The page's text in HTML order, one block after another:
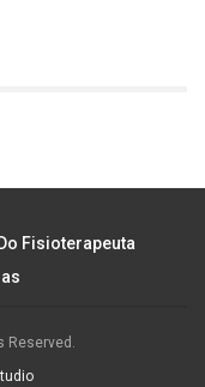
Fisioterapeuta
Reserved.